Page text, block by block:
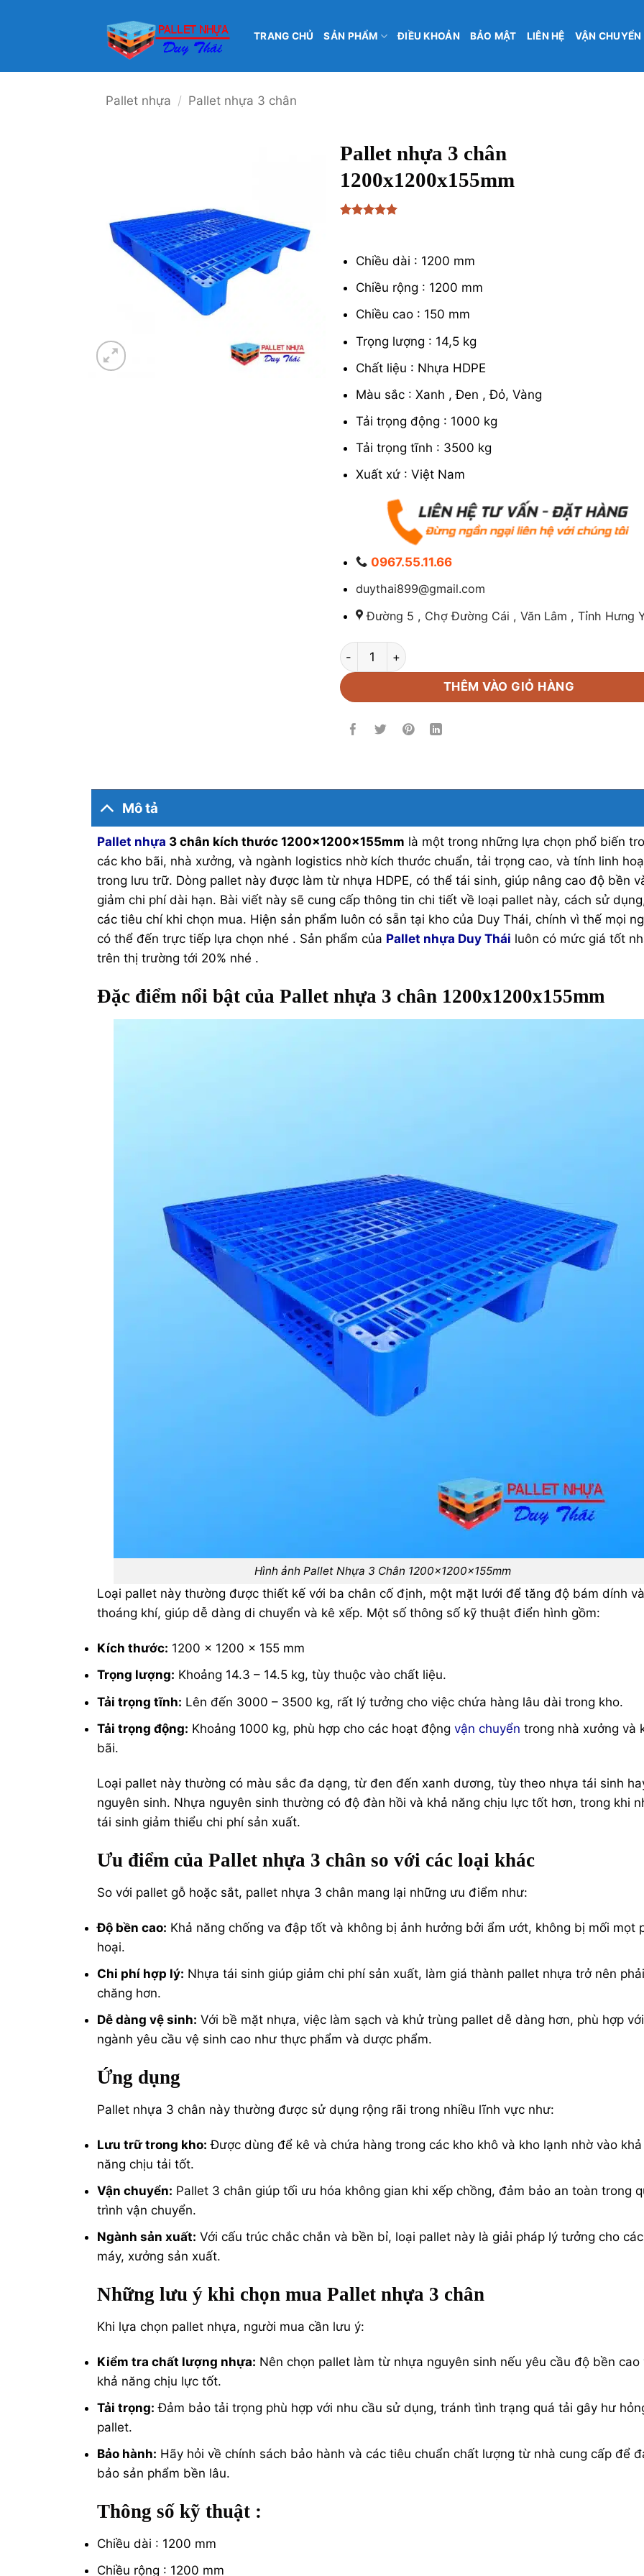
TRANG CHỦ SẢN PHẨM ĐIỀU KHOẢN BẢO MẬT LIÊN HỆ VẬN CHUYỂN
Pallet nhựa / Pallet nhựa 3 chân
Pallet nhựa 3 chân
1200x1200x155mm
Chiều dài : 1200 mm
Chiều rộng : 1200 mm
Chiều cao : 150 mm
Trọng lượng : 14,5 kg
Chất liệu : Nhựa HDPE
Màu sắc : Xanh , Đen , Đỏ, Vàng
Tải trọng động : 1000 kg
Tải trọng tĩnh : 3500 kg
Xuất xứ : Việt Nam
0967.55.11.66
duythai899@gmail.com
Đường 5 , Chợ Đường Cái , Văn Lâm , Tỉnh Hưng
Pallet nhựa 3 chân 1200x1200x155mm số lượng
THÊM VÀO GIỎ HÀNG
Mô tả
Pallet nhựa 3 chân kích thước 1200x1200x155mm là một trong những lựa chọn phổ biến
các kho bãi, nhà xưởng, và ngành logistics nhờ kích thước chuẩn, tải trọng cao, và tính linh
trong lưu trữ. Dòng pallet này được làm từ nhựa HDPE, có thể tái sinh, giúp nâng cao độ bền
giảm chi phí dài hạn. Bài viết này sẽ cung cấp thông tin chi tiết về loại pallet này, cách sử
các tiêu chí khi chọn mua. Hiện sản phẩm luôn có sẵn tại kho của Duy Thái, chính vì thế mọi
có thể đến trực tiếp lựa chọn nhé . Sản phẩm của Pallet nhựa Duy Thái luôn có mức giá tốt
trên thị trường tới 20% nhé .
Đặc điểm nổi bật của Pallet nhựa 3 chân 1200x1200x155mm
Hình ảnh Pallet Nhựa 3 Chân 1200x1200x155mm
Loại pallet này thường được thiết kế với ba chân cố định, một mặt lưới để tăng độ bám dính và
thoáng khí, giúp dễ dàng di chuyển và kê xếp. Một số thông số kỹ thuật điển hình gồm:
Kích thước: 1200 x 1200 x 155 mm
Trọng lượng: Khoảng 14.3 – 14.5 kg, tùy thuộc vào chất liệu.
Tải trọng tĩnh: Lên đến 3000 – 3500 kg, rất lý tưởng cho việc chứa hàng lâu dài trong kho.
Tải trọng động: Khoảng 1000 kg, phù hợp cho các hoạt động vận chuyển trong nhà xưởng và
bãi.
Loại pallet này thường có màu sắc đa dạng, từ đen đến xanh dương, tùy theo nhựa tái sinh
nguyên sinh. Nhựa nguyên sinh thường có độ đàn hồi và khả năng chịu lực tốt hơn, trong khi
tái sinh giảm thiểu chi phí sản xuất.
Ưu điểm của Pallet nhựa 3 chân so với các loại khác
So với pallet gỗ hoặc sắt, pallet nhựa 3 chân mang lại những ưu điểm như:
Độ bền cao: Khả năng chống va đập tốt và không bị ảnh hưởng bởi ẩm ướt, không bị mối mọt
hoại.
Chi phí hợp lý: Nhựa tái sinh giúp giảm chi phí sản xuất, làm giá thành pallet nhựa trở nên phải
chăng hơn.
Dễ dàng vệ sinh: Với bề mặt nhựa, việc làm sạch và khử trùng pallet dễ dàng hơn, phù hợp
ngành yêu cầu vệ sinh cao như thực phẩm và dược phẩm.
Ứng dụng
Pallet nhựa 3 chân này thường được sử dụng rộng rãi trong nhiều lĩnh vực như:
Lưu trữ trong kho: Được dùng để kê và chứa hàng trong các kho khô và kho lạnh nhờ vào khả
năng chịu tải tốt.
Vận chuyển: Pallet 3 chân giúp tối ưu hóa không gian khi xếp chồng, đảm bảo an toàn trong
trình vận chuyển.
Ngành sản xuất: Với cấu trúc chắc chắn và bền bỉ, loại pallet này là giải pháp lý tưởng cho
máy, xưởng sản xuất.
Những lưu ý khi chọn mua Pallet nhựa 3 chân
Khi lựa chọn pallet nhựa, người mua cần lưu ý:
Kiểm tra chất lượng nhựa: Nên chọn pallet làm từ nhựa nguyên sinh nếu yêu cầu độ bền cao
khả năng chịu lực tốt.
Tải trọng: Đảm bảo tải trọng phù hợp với nhu cầu sử dụng, tránh tình trạng quá tải gây hư
pallet.
Bảo hành: Hãy hỏi về chính sách bảo hành và các tiêu chuẩn chất lượng từ nhà cung cấp để
bảo sản phẩm bền lâu.
Thông số kỹ thuật :
Chiều dài : 1200 mm
Chiều rộng : 1200 mm